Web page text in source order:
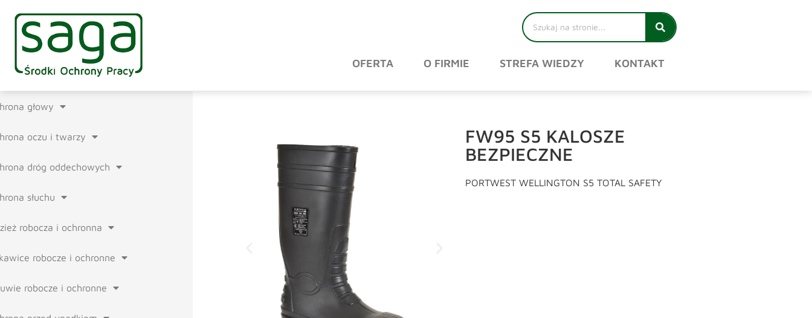
OFERTA O FIRMIE STREFA WIEDZY KONTAKT
głowy
oczu i twarzy
dróg oddechowych
słuchu
robocza i ochronna
robocze i ochronne
robocze i ochronne
FW95 S5 KALOSZE
BEZPIECZNE
PORTWEST WELLINGTON S5 TOTAL SAFETY